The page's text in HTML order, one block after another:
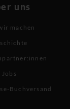
uns
machen
Jobs
Buchversand